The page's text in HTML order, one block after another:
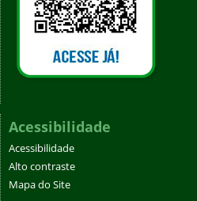
Acessibilidade
Acessibilidade
Alto contraste
Mapa do Site